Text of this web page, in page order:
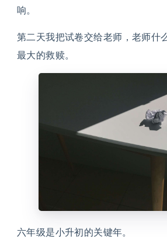
响。
第二天我把试卷交给老师，老师什
最大的救赎。
六年级是小升初的关键年。